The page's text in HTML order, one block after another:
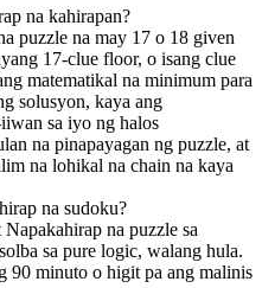
na kahirapan?
puzzle na may 17 o 18 given
17-clue floor, o isang clue
matematikal na minimum para
solusyon, kaya ang
sa iyo ng halos
na pinapayagan ng puzzle, at
na lohikal na chain na kaya
na sudoku?
na puzzle sa
sa pure logic, walang hula.
90 minuto o higit pa ang malinis